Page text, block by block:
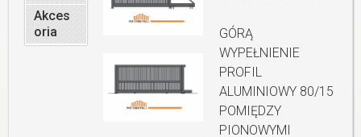
GÓRĄ
WYPEŁNIENIE
PROFIL
ALUMINIOWY 80/15
POMIĘDZY
PIONOWYMI
Akces
oria